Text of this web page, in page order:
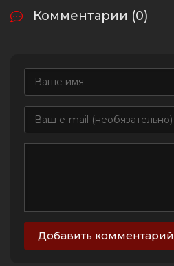
Комментарии (0)
Добавить комментарий